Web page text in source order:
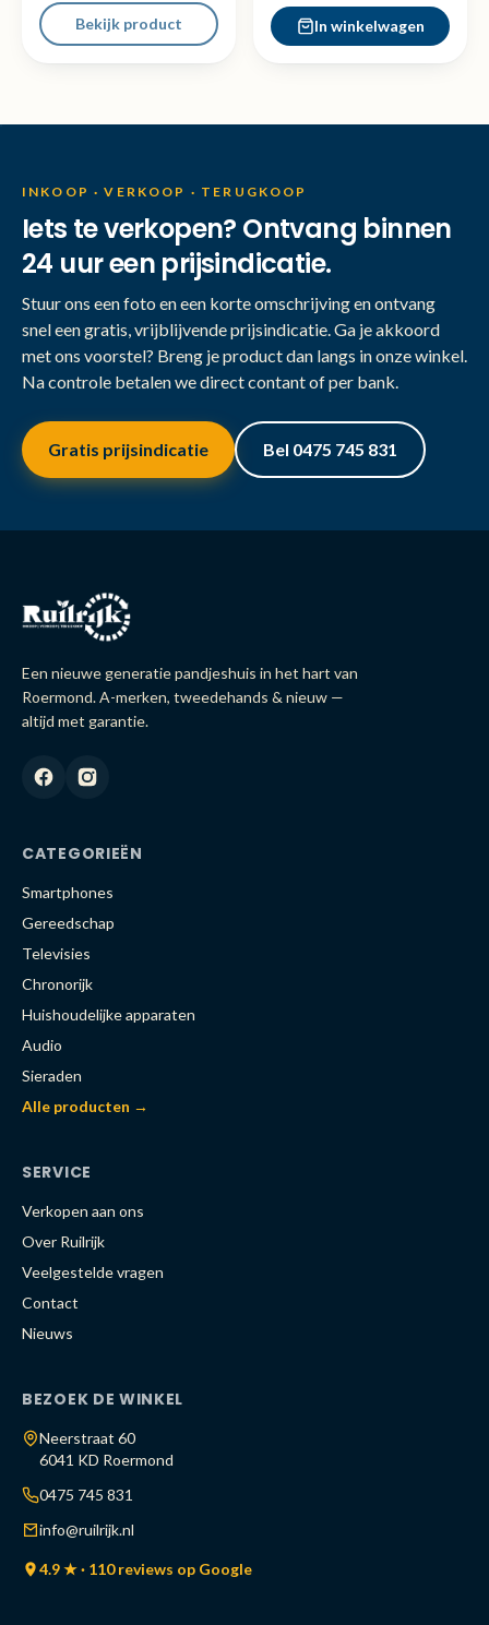
Bekijk product In winkelwagen
INKOOP · VERKOOP · TERUGKOOP
Iets te verkopen? Ontvang binnen
24 uur een prijsindicatie.
Stuur ons een foto en een korte omschrijving en ontvang
snel een gratis, vrijblijvende prijsindicatie. Ga je akkoord
met ons voorstel? Breng je product dan langs in onze winkel.
Na controle betalen we direct contant of per bank.
Gratis prijsindicatie Bel 0475 745 831
Een nieuwe generatie pandjeshuis in het hart van
Roermond. A-merken, tweedehands & nieuw —
altijd met garantie.
CATEGORIEËN
Smartphones
Gereedschap
Televisies
Chronorijk
Huishoudelijke apparaten
Audio
Sieraden
Alle producten →
SERVICE
Verkopen aan ons
Over Ruilrijk
Veelgestelde vragen
Contact
Nieuws
BEZOEK DE WINKEL
Neerstraat 60
6041 KD Roermond
0475 745 831
info@ruilrijk.nl
4.9 ★ · 110 reviews op Google